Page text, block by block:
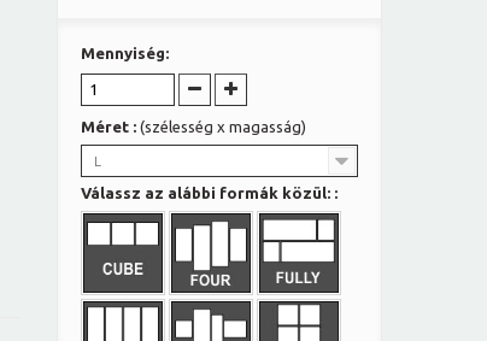
Mennyiség:
Méret : (szélesség x magasság)
L
Válassz az alábbi formák közül: :